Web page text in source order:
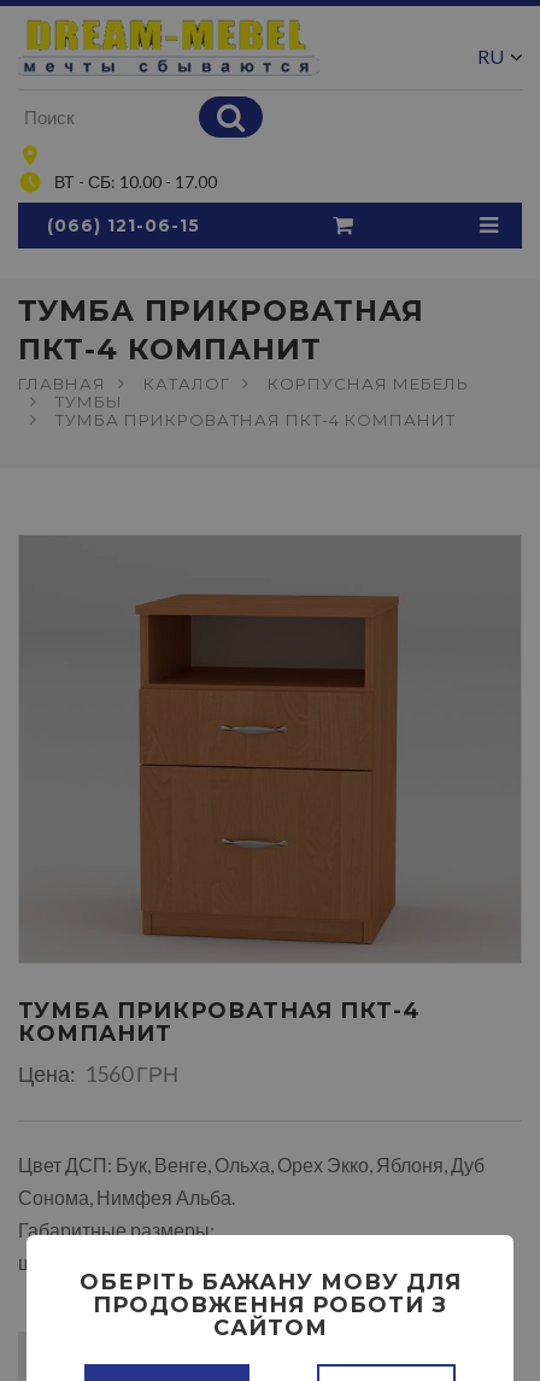
ВТ - СБ: 10.00 - 17.00
RU
(066) 121-06-15
ТУМБА ПРИКРОВАТНАЯ
ПКТ-4 КОМПАНИТ
ГЛАВНАЯ КАТАЛОГ
КОРПУСНАЯ МЕБЕЛЬ
ТУМБЫ
ТУМБА ПРИКРОВАТНАЯ ПКТ-4 КОМПАНИТ
ТУМБА ПРИКРОВАТНАЯ ПКТ-4
КОМПАНИТ
Цена: 1560 ГРН
Цвет ДСП: Бук, Венге, Ольха, Орех Экко, Яблоня, Дуб
Сонома, Нимфея Альба.
Габаритные размеры:
ширина — 440 мм,высота — 620 мм,глубина — 380 мм.
ОБЕРІТЬ БАЖАНУ МОВУ ДЛЯ
ПРОДОВЖЕННЯ РОБОТИ З
САЙТОМ